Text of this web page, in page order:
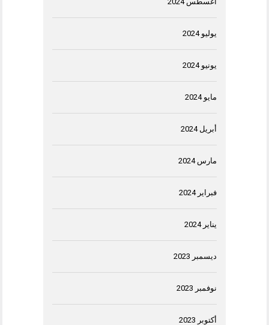
يوليو 2024
يونيو 2024
مايو 2024
أبريل 2024
مارس 2024
فبراير 2024
يناير 2024
ديسمبر 2023
نوفمبر 2023
أكتوبر 2023